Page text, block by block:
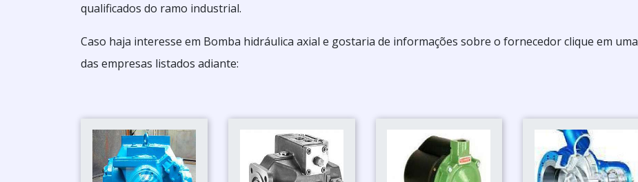
qualificados do ramo industrial.
Caso haja interesse em Bomba hidráulica axial e gostaria de informações sobre o fornecedor clique em uma
das empresas listados adiante: